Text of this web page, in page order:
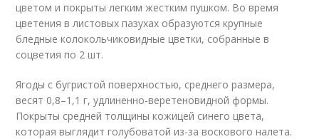
цветом и покрыты легким жестким пушком. Во время
цветения в листовых пазухах образуются крупные
бледные колокольчиковидные цветки, собранные в
соцветия по 2 шт.
Ягоды с бугристой поверхностью, среднего размера,
весят 0,8–1,1 г, удлиненно-веретеновидной формы.
Покрыты средней толщины кожицей синего цвета,
которая выглядит голубоватой из-за воскового налета.